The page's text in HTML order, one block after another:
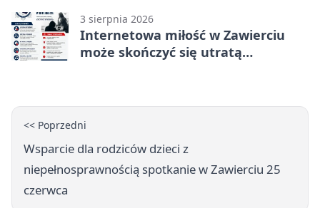
3 sierpnia 2026
Internetowa miłość w Zawierciu
może skończyć się utratą
<< Poprzedni
Wsparcie dla rodziców dzieci z
niepełnosprawnością spotkanie w Zawierciu 25
czerwca